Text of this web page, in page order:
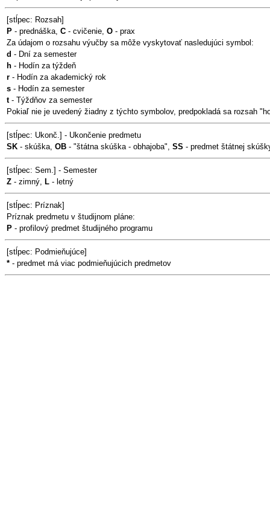
[stĺpec: Rozsah]
P - prednáška, C - cvičenie, O - prax
Za údajom o rozsahu výučby sa môže vyskytovať nasledujúci symbol:
d - Dní za semester
h - Hodín za týždeň
r - Hodín za akademický rok
s - Hodín za semester
t- Týždňov za semester
Pokiaľ nie je uvedený žiadny z týchto symbolov, predpokladá sa rozsah
[stĺpec: Ukonč.] - Ukončenie predmetu
SK - skúška, OB - "štátna skúška - obhajoba", SS - predmet štátnej
[stĺpec: Sem.] - Semester
Z - zimný, L - letný
[stĺpec: Príznak]
Príznak predmetu v študijnom pláne:
P - profilový predmet študijného programu
[stĺpec: Podmieňujúce]
* - predmet má viac podmieňujúcich predmetov